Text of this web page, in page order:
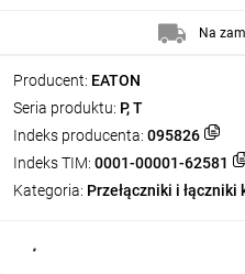
Producent: EATON
Seria produktu: P, T
Indeks producenta: 095826
Indeks TIM: 0001-00001-62581
Kategoria: Przełączniki i łączniki
Na